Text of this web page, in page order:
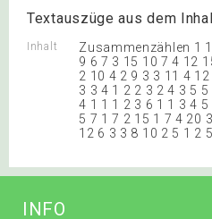
Textauszüge aus dem
Inhalt
Zusammenzählen 1
9 6 7 3 15 10 7 4 12
2 10 4 2 9 3 3 11 4
3 3 4 1 2 2 3 2 4 3 5
4 1 1 1 2 3 6 1 1 3 4
5 7 1 7 2 15 1 7 4 20
12 6 3 3 8 10 2 5 1 2
INFO